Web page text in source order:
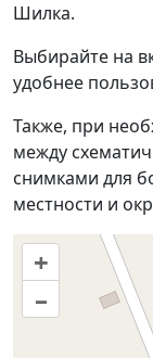
Шилка.
Выбирайте на
удобнее
Также, при
между
снимками для
местности и
+
–